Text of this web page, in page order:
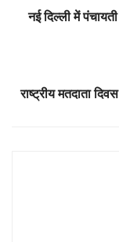
नई दिल्ली में
राष्ट्रीय मतदाता